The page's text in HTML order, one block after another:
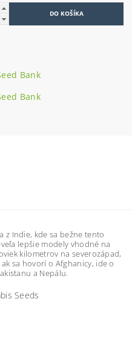
Bank
Bank
z Indie, kde sa bežne tento
lepšie modely vhodné na
kilometrov na severozápad,
sa hovorí o Afghanicy, ide o
a Nepálu.
Seeds